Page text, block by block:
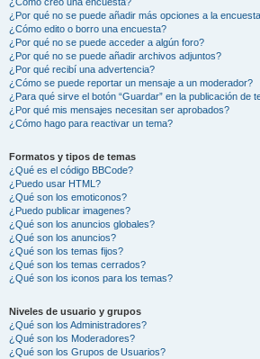
¿Por qué no se puede añadir más opciones a la
¿Cómo edito o borro una encuesta?
¿Por qué no se puede acceder a algún foro?
¿Por qué no se puede añadir archivos adjuntos?
¿Por qué recibí una advertencia?
¿Cómo se puede reportar un mensaje a un moderador?
¿Para qué sirve el botón “Guardar” en la publicación de
¿Por qué mis mensajes necesitan ser aprobados?
¿Cómo hago para reactivar un tema?
Formatos y tipos de temas
¿Qué es el código BBCode?
¿Puedo usar HTML?
¿Qué son los emoticonos?
¿Puedo publicar imagenes?
¿Qué son los anuncios globales?
¿Qué son los anuncios?
¿Qué son los temas fijos?
¿Qué son los temas cerrados?
¿Qué son los iconos para los temas?
Niveles de usuario y grupos
¿Qué son los Administradores?
¿Qué son los Moderadores?
¿Qué son los Grupos de Usuarios?